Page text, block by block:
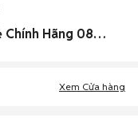
Laptop HP Spectre Folio Cũ Giá Rẻ Chính Hãng 08/2026
Xem Cửa hàng